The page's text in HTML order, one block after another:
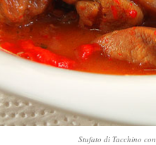
Stufato di Tacchino